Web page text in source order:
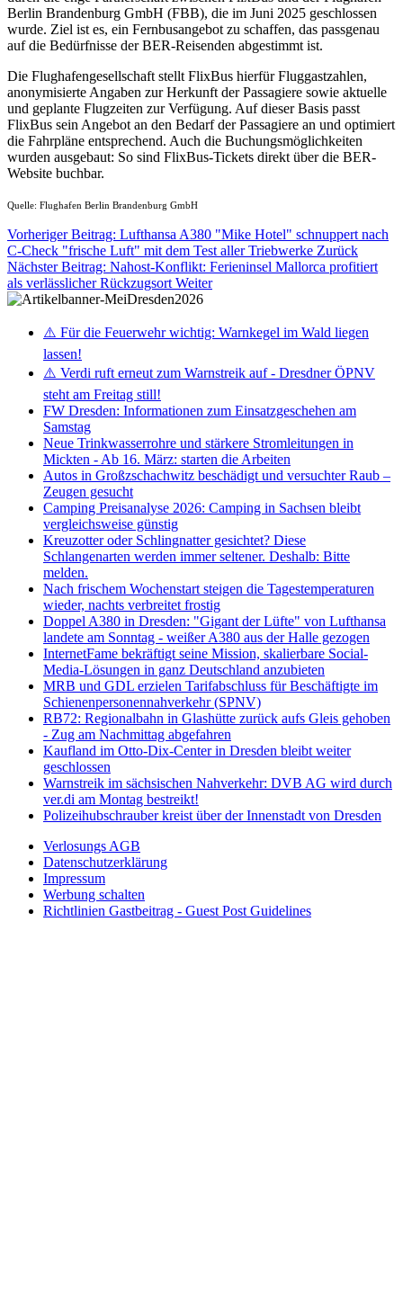
Berlin Brandenburg GmbH (FBB), die im Juni 2025 geschlossen
wurde. Ziel ist es, ein Fernbusangebot zu schaffen, das passgenau
auf die Bedürfnisse der BER-Reisenden abgestimmt ist.
Die Flughafengesellschaft stellt FlixBus hierfür Fluggastzahlen,
anonymisierte Angaben zur Herkunft der Passagiere sowie aktuelle
und geplante Flugzeiten zur Verfügung. Auf dieser Basis passt
FlixBus sein Angebot an den Bedarf der Passagiere an und optimiert
die Fahrpläne entsprechend. Auch die Buchungsmöglichkeiten
wurden ausgebaut: So sind FlixBus-Tickets direkt über die BER-
Website buchbar.
Quelle: Flughafen Berlin Brandenburg GmbH
Vorheriger Beitrag: Lufthansa A380 "Mike Hotel" schnuppert nach
C-Check "frische Luft" mit dem Test aller Triebwerke Zurück
Nächster Beitrag: Nahost-Konflikt: Ferieninsel Mallorca profitiert
als verlässlicher Rückzugsort Weiter
⚠️ Für die Feuerwehr wichtig: Warnkegel im Wald liegen
lassen!
⚠️ Verdi ruft erneut zum Warnstreik auf - Dresdner ÖPNV
steht am Freitag still!
FW Dresden: Informationen zum Einsatzgeschehen am
Samstag
Neue Trinkwasserrohre und stärkere Stromleitungen in
Mickten - Ab 16. März: starten die Arbeiten
Autos in Großzschachwitz beschädigt und versuchter Raub –
Zeugen gesucht
Camping Preisanalyse 2026: Camping in Sachsen bleibt
vergleichsweise günstig
Kreuzotter oder Schlingnatter gesichtet? Diese
Schlangenarten werden immer seltener. Deshalb: Bitte
melden.
Nach frischem Wochenstart steigen die Tagestemperaturen
wieder, nachts verbreitet frostig
Doppel A380 in Dresden: "Gigant der Lüfte" von Lufthansa
landete am Sonntag - weißer A380 aus der Halle gezogen
InternetFame bekräftigt seine Mission, skalierbare Social-
Media-Lösungen in ganz Deutschland anzubieten
MRB und GDL erzielen Tarifabschluss für Beschäftigte im
Schienenpersonennahverkehr (SPNV)
RB72: Regionalbahn in Glashütte zurück aufs Gleis gehoben
- Zug am Nachmittag abgefahren
Kaufland im Otto-Dix-Center in Dresden bleibt weiter
geschlossen
Warnstreik im sächsischen Nahverkehr: DVB AG wird durch
ver.di am Montag bestreikt!
Polizeihubschrauber kreist über der Innenstadt von Dresden
Verlosungs AGB
Datenschutzerklärung
Impressum
Werbung schalten
Richtlinien Gastbeitrag - Guest Post Guidelines